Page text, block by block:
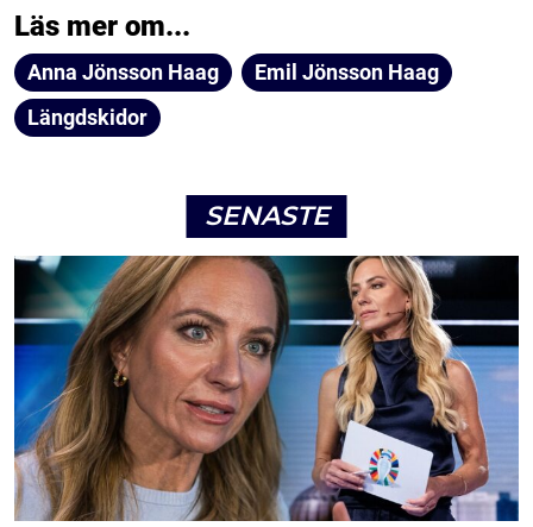
Läs mer om...
Anna Jönsson Haag
Emil Jönsson Haag
Längdskidor
SENASTE